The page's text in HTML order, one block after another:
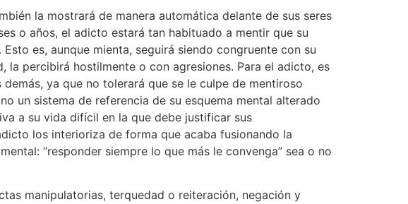
la mostrará de manera automática delante de sus seres
o años, el adicto estará tan habituado a mentir que su
es, aunque mienta, seguirá siendo congruente con su
percibirá hostilmente o con agresiones. Para el adicto, es
ya que no tolerará que se le culpe de mentiroso
un sistema de referencia de su esquema mental alterado
a su vida difícil en la que debe justificar sus
los interioriza de forma que acaba fusionando la
“responder siempre lo que más le convenga” sea o no
manipulatorias, terquedad o reiteración, negación y